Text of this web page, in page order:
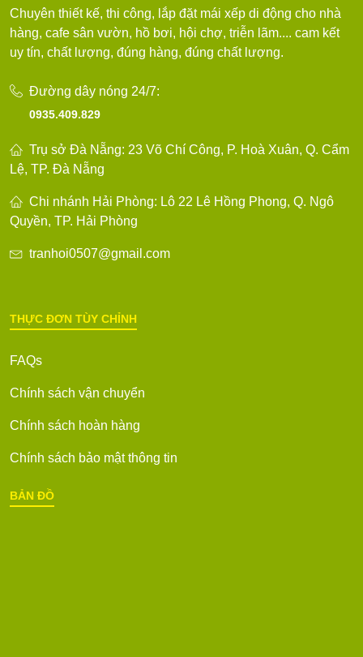
Chuyên thiết kế, thi công, lắp đặt mái xếp di động cho nhà
hàng, cafe sân vườn, hồ bơi, hội chợ, triễn lãm.... cam kết
uy tín, chất lượng, đúng hàng, đúng chất lượng.
Đường dây nóng 24/7:
0935.409.829
Trụ sở Đà Nẵng: 23 Võ Chí Công, P. Hoà Xuân, Q. Cẩm
Lệ, TP. Đà Nẵng
Chi nhánh Hải Phòng: Lô 22 Lê Hồng Phong, Q. Ngô
Quyền, TP. Hải Phòng
tranhoi0507@gmail.com
THỰC ĐƠN TÙY CHỈNH
FAQs
Chính sách vận chuyển
Chính sách hoàn hàng
Chính sách bảo mật thông tin
BẢN ĐỒ